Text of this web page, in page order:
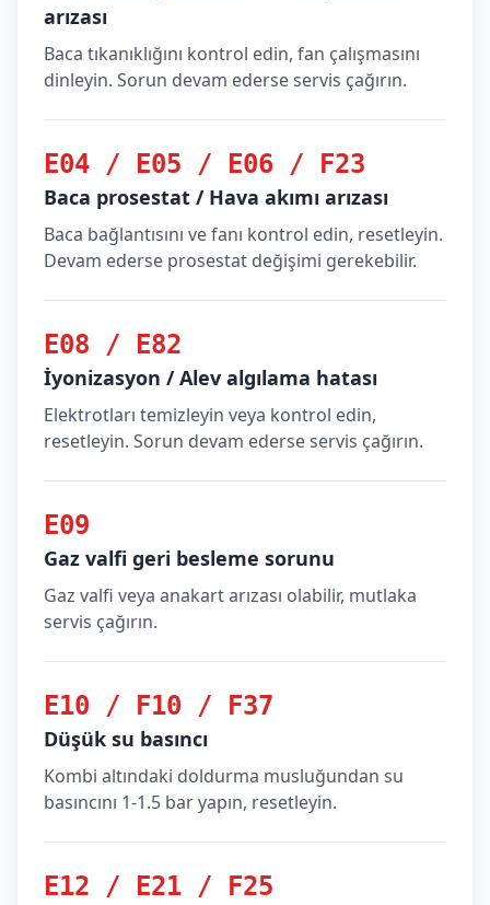
arızası
Baca tıkanıklığını kontrol edin, fan çalışmasını
dinleyin. Sorun devam ederse servis çağırın.
E04 / E05 / E06 / F23
Baca prosestat / Hava akımı arızası
Baca bağlantısını ve fanı kontrol edin, resetleyin.
Devam ederse prosestat değişimi gerekebilir.
E08 / E82
İyonizasyon / Alev algılama hatası
Elektrotları temizleyin veya kontrol edin,
resetleyin. Sorun devam ederse servis çağırın.
E09
Gaz valfi geri besleme sorunu
Gaz valfi veya anakart arızası olabilir, mutlaka
servis çağırın.
E10 / F10 / F37
Düşük su basıncı
Kombi altındaki doldurma musluğundan su
basıncını 1-1.5 bar yapın, resetleyin.
E12 / E21 / F25